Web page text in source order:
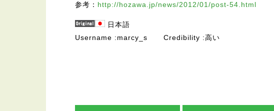
参考： http://hozawa.jp/news/2012/01/post-54.html
日本語
Username
marcy_s Credibility 高い